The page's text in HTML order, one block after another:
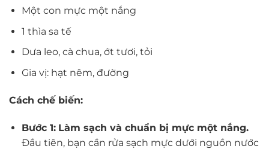
Một con mực một nắng
1 thìa sa tế
Dưa leo, cà chua, ớt tươi, tỏi
Gia vị: hạt nêm, đường
Cách chế biến:
Bước 1: Làm sạch và chuẩn bị mực một nắng.
Đầu tiên, bạn cần rửa sạch mực dưới nguồn nước